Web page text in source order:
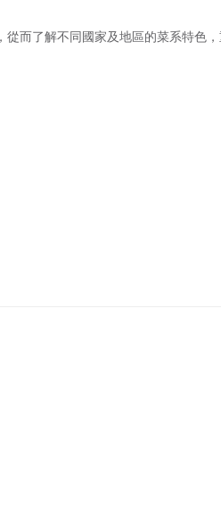
而了解不同國家及地區的菜系特色，